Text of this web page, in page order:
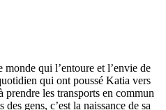
monde qui l’entoure et l’envie de
qui ont poussé Katia vers
les transports en commun
gens, c’est la naissance de sa